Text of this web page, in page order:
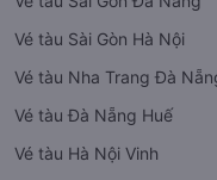
Vé tàu Sài Gòn Hà Nội
Vé tàu Nha Trang Đà
Vé tàu Đà Nẵng Huế
Vé tàu Hà Nội Vinh